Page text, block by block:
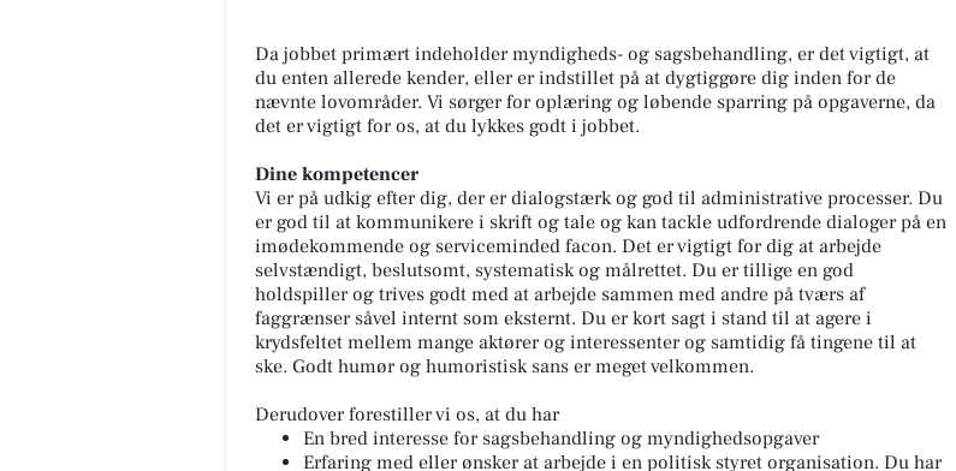
Da jobbet primært indeholder myndigheds- og sagsbehandling, er det vigtigt, at
du enten allerede kender, eller er indstillet på at dygtiggøre dig inden for de
nævnte lovområder. Vi sørger for oplæring og løbende sparring på opgaverne, da
det er vigtigt for os, at du lykkes godt i jobbet.
Dine kompetencer
Vi er på udkig efter dig, der er dialogstærk og god til administrative processer. Du
er god til at kommunikere i skrift og tale og kan tackle udfordrende dialoger på en
imødekommende og serviceminded facon. Det er vigtigt for dig at arbejde
selvstændigt, beslutsomt, systematisk og målrettet. Du er tillige en god
holdspiller og trives godt med at arbejde sammen med andre på tværs af
faggrænser såvel internt som eksternt. Du er kort sagt i stand til at agere i
krydsfeltet mellem mange aktører og interessenter og samtidig få tingene til at
ske. Godt humør og humoristisk sans er meget velkommen.
Derudover forestiller vi os, at du har
En bred interesse for sagsbehandling og myndighedsopgaver
Erfaring med eller ønsker at arbejde i en politisk styret organisation. Du har